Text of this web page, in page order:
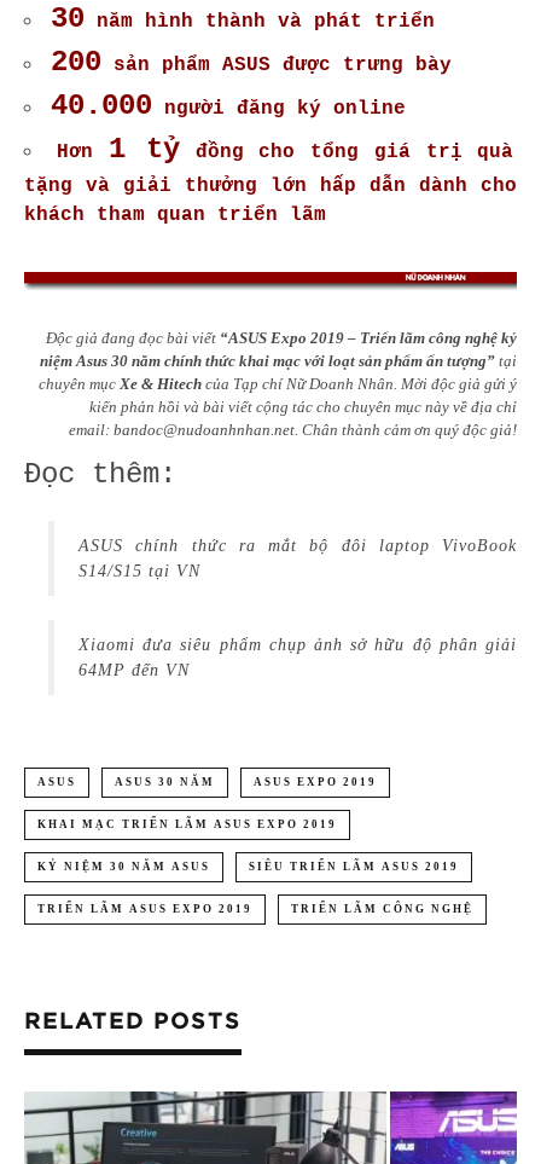
30 năm hình thành và phát triển
200 sản phẩm ASUS được trưng bày
40.000 người đăng ký online
Hơn 1 tỷđồng cho tổng giá trị quà
tặng và giải thưởng lớn hấp dẫn dành cho
khách tham quan triển lãm
Độc giả đang đọc bài viết “ASUS Expo 2019 – Triển lãm công nghệ kỷ
niệm Asus 30 năm chính thức khai mạc với loạt sản phẩm ấn tượng” tại
chuyên mụcXe & Hitech của Tạp chí Nữ Doanh Nhân. Mời độc giả gửi ý
kiến phản hồi và bài viết cộng tác cho chuyên mục này về địa chỉ
email: bandoc@nudoanhnhan.net. Chân thành cảm ơn quý độc giả!
Đọc thêm:
ASUS chính thức ra mắt bộ đôi laptop VivoBook
S14/S15 tại VN
Xiaomi đưa siêu phẩm chụp ảnh sở hữu độ phân giải
64MP đến VN
ASUS ASUS 30 NĂM ASUS EXPO 2019
KHAI MẠC TRIỂN LÃM ASUS EXPO 2019
KỶ NIỆM 30 NĂM ASUS SIÊU TRIỂN LÃM ASUS 2019
TRIỂN LÃM ASUS EXPO 2019 TRIỂN LÃM CÔNG NGHỆ
RELATED POSTS